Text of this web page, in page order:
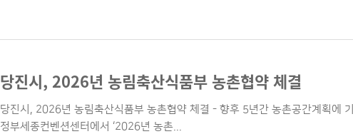
당진시, 2026년 농림축산식품부 농촌협약 체결
당진시, 2026년 농림축산식품부 농촌협약 체결 - 향후 5년간 농촌공간계획에
정부세종컨벤션센터에서 ‘2026년 농촌...